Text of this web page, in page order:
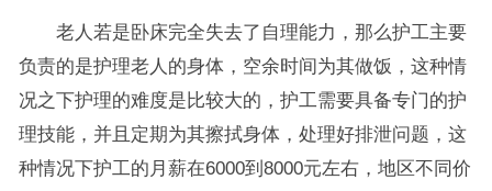
老人若是卧床完全失去了自理能力，那么护工主要
负责的是护理老人的身体，空余时间为其做饭，这种情
况之下护理的难度是比较大的，护工需要具备专门的护
理技能，并且定期为其擦拭身体，处理好排泄问题，这
种情况下护工的月薪在6000到8000元左右，地区不同价